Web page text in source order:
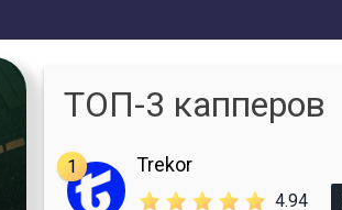
ТОП-3 капперов
1 Trekor
4.94